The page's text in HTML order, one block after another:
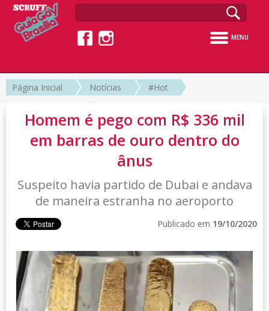
MENU
Página Inicial Notícias #Hot
Homem é pego com R$ 336 mil
em barras de ouro dentro do
ânus
Suspeito havia partido de Dubai e andava
de maneira estranha no aeroporto
Publicado em 19/10/2020